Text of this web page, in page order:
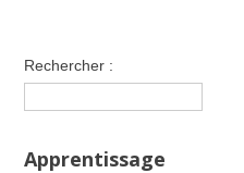
Rechercher :
Apprentissage